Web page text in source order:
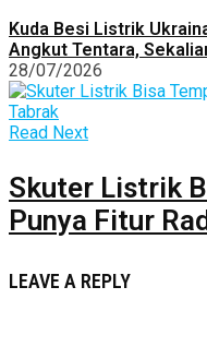
Kuda Besi Listrik
Angkut Tentara,
28/07/2026
Read Next
Skuter Listrik
Punya Fitur
LEAVE A REPLY